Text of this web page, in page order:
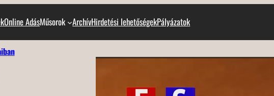
Online AdásMűsorok ArchívHirdetési lehetőségekPályázatok